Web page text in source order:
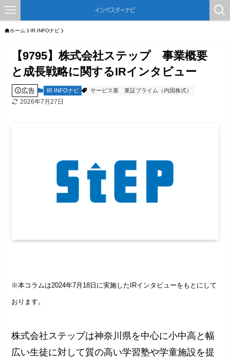
ホーム IR INFOナビ
【9795】株式会社ステップ 事業概要
と成長戦略に関するIRインタビュー
広告 IR INFOナビ サービス業 東証プライム（内国株式）
2026年7月27日
※本コラムは2024年7月18日に実施したIRインタビューをもとにして
おります。
株式会社ステップは神奈川県を中心に小中高と幅
広い生徒に対して質の高い学習塾や学童施設を提